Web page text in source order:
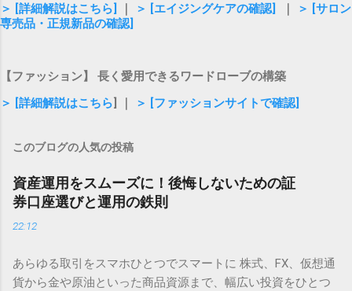
＞ [詳細解説はこちら]
＞ [エイジングケアの確認]
＞ [サロン
専売品・正規新品の確認]
【ファッション】 長く愛用できるワードローブの構築
＞ [詳細解説はこちら] ｜ ＞ [ファッションサイトで確認]
このブログの人気の投稿
資産運用をスムーズに！後悔しないための証
券口座選びと運用の鉄則
22:12
あらゆる取引をスマホひとつでスマートに 株式、FX、仮想通
貨から金や原油といった商品資源まで、幅広い投資をひとつ